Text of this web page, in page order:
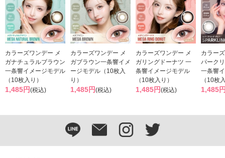
カラーズワンデー メ
ガナチュラルブラウン
一条響イメージモデル
（10枚入り）
1,485円(税込)
カラーズワンデー メ
ガブラウン一条響イメ
ージモデル（10枚入
り）
1,485円(税込)
カラーズワンデー メ
ガリングドーナツ 一
条響イメージモデル
（10枚入り）
1,485円(税込)
カラー
パーク
一条響
（10枚
1,485